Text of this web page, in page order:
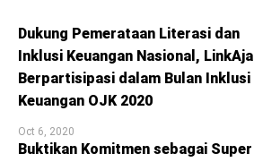
Dukung Pemerataan Literasi dan
Inklusi Keuangan Nasional, LinkAja
Berpartisipasi dalam Bulan Inklusi
Keuangan OJK 2020
Oct 6, 2020
Buktikan Komitmen sebagai Super